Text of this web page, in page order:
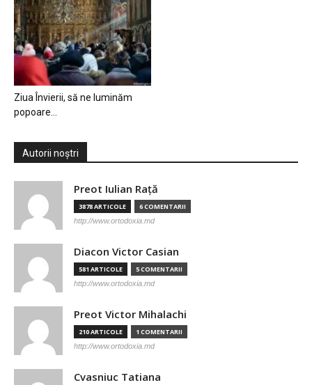
Ziua Învierii, să ne luminăm
popoare…
Autorii noștri
Preot Iulian Raţă
3878 ARTICOLE 6 COMENTARII
http://www.ortodoxia.md
Diacon Victor Casian
581 ARTICOLE 5 COMENTARII
http://www.ortodoxia.md
Preot Victor Mihalachi
210 ARTICOLE 1 COMENTARII
http://www.ortodoxia.md
Cvasniuc Tatiana